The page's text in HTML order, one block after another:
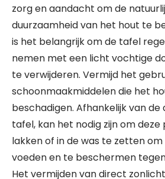
zorg en aandacht om de
duurzaamheid van het hout te
is het belangrijk om de tafel
nemen met een licht vochtige
te verwijderen. Vermijd het
schoonmaakmiddelen die het
beschadigen. Afhankelijk van
tafel, kan het nodig zijn om deze
lakken of in de was te zetten
voeden en te beschermen
Het vermijden van direct